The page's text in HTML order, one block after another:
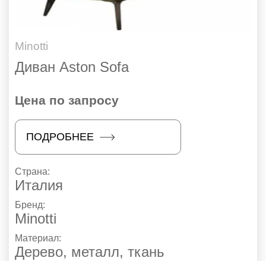
Minotti
Диван Aston Sofa
Цена по запросу
ПОДРОБНЕЕ
Страна:
Италия
Бренд:
Minotti
Материал:
Дерево, металл, ткань